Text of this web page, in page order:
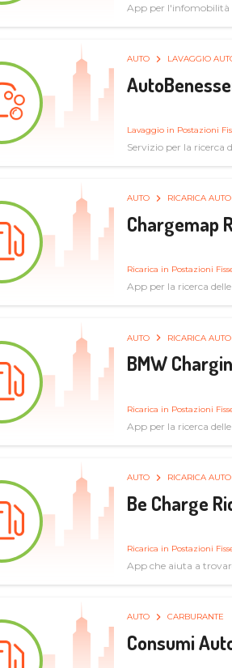
App per l'infomobilità
AUTO LAVAGGIO
Lavaggio in Postazioni
Servizio per la
AUTO RICARICA
Chargemap
Ricarica in Postazioni
App per la ricerca
AUTO RICARICA
BMW
Ricarica in Postazioni
App per la ricerca
AUTO RICARICA
Be Charge
Ricarica in Postazioni
App che aiuta a
AUTO CARBURANTE
Consumi